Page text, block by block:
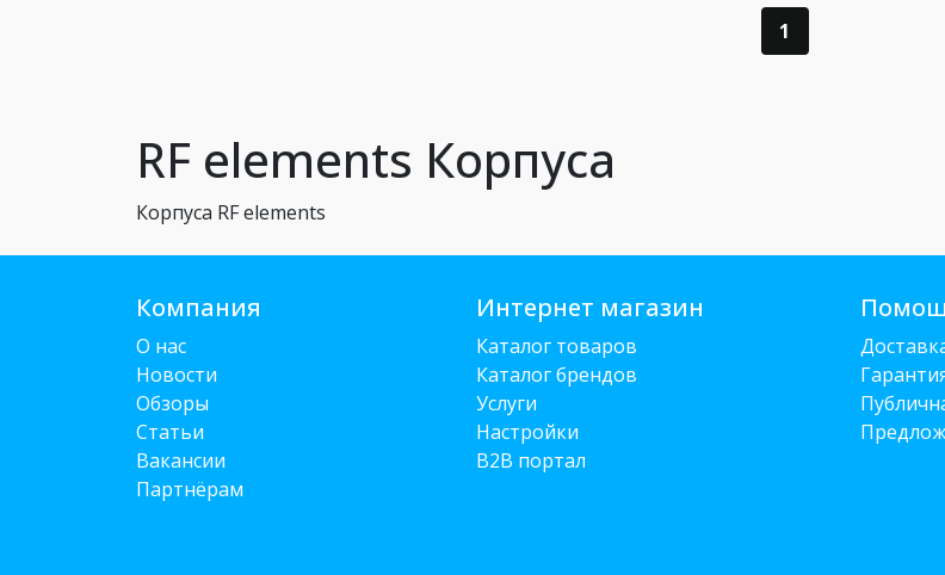
1
RF elements Корпуса
Корпуса RF elements
Компания
О нас
Новости
Обзоры
Статьи
Вакансии
Партнёрам
Интернет магазин
Каталог товаров
Каталог брендов
Услуги
Настройки
B2B портал